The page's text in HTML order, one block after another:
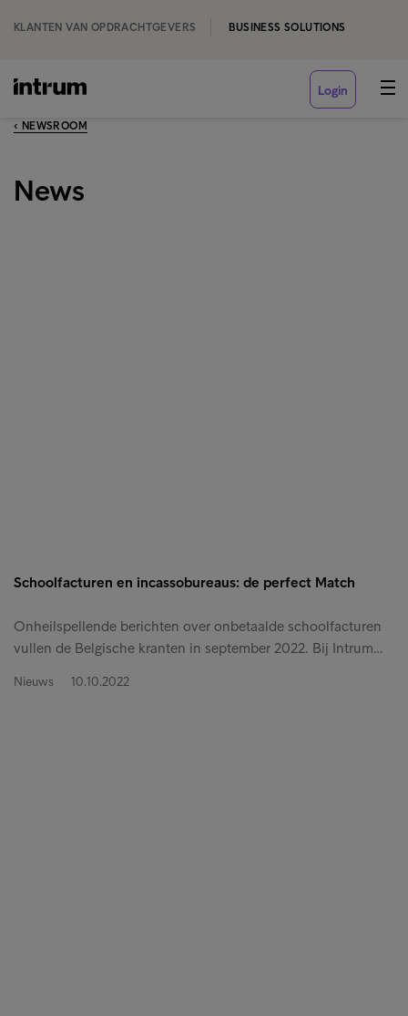
KLANTEN VAN OPDRACHTGEVERS BUSINESS SOLUTIONS
Login
‹ NEWSROOM
News
Schoolfacturen en incassobureaus: de perfect Match
Onheilspellende berichten over onbetaalde schoolfacturen
vullen de Belgische kranten in september 2022. Bij Intrum…
Nieuws 10.10.2022